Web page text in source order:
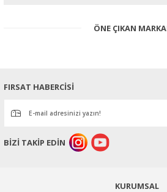
konularda yetersiz gördüğünüz
Ürün resmi kalitesiz, bozuk veya
Ürün bilgilerinde hatalar bulunuyor.
Ürün fiyatı diğer sitelerden daha pahalı.
Bu ürüne benzer farklı alternatifler olmalı.
ÖNE ÇIKAN
FIRSAT HABERCİSİ
BİZİ TAKİP EDİN
KURUMSAL